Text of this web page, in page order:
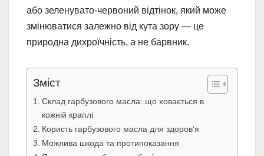
або зеленувато-червоний відтінок, який може
змінюватися залежно від кута зору — це
природна дихроїчність, а не барвник.
Зміст
Склад гарбузового масла: що ховається в
кожній краплі
Користь гарбузового масла для здоров’я
Можлива шкода та протипоказання